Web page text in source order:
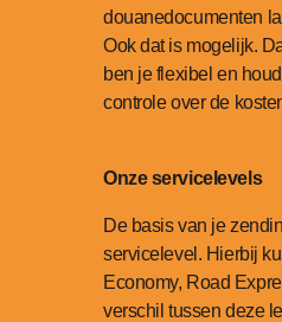
douanedocumenten
Ook dat is mogelijk.
ben je flexibel en
controle over de
Onze servicelevels
De basis van je
servicelevel. Hierbij
Economy, Road
verschil tussen deze